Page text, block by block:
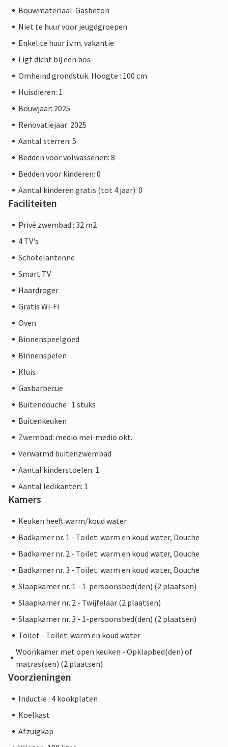
Bouwmateriaal: Gasbeton
Niet te huur voor jeugdgroepen
Enkel te huur i.v.m. vakantie
Ligt dicht bij een bos
Omheind grondstuk. Hoogte : 100 cm
Huisdieren: 1
Bouwjaar: 2025
Renovatiejaar: 2025
Aantal sterren: 5
Bedden voor volwassenen: 8
Bedden voor kinderen: 0
Aantal kinderen gratis (tot 4 jaar): 0
Faciliteiten
Privé zwembad : 32 m2
4 TV's
Schotelantenne
Smart TV
Haardroger
Gratis Wi-Fi
Oven
Binnenspeelgoed
Binnenspelen
Kluis
Gasbarbecue
Buitendouche : 1 stuks
Buitenkeuken
Zwembad: medio mei-medio okt.
Verwarmd buitenzwembad
Aantal kinderstoelen: 1
Aantal ledikanten: 1
Kamers
Keuken heeft warm/koud water
Badkamer nr. 1 - Toilet: warm en koud water, Douche
Badkamer nr. 2 - Toilet: warm en koud water, Douche
Badkamer nr. 3 - Toilet: warm en koud water, Douche
Slaapkamer nr. 1 - 1-persoonsbed(den) (2 plaatsen)
Slaapkamer nr. 2 - Twijfelaar (2 plaatsen)
Slaapkamer nr. 3 - 1-persoonsbed(den) (2 plaatsen)
Toilet - Toilet: warm en koud water
Woonkamer met open keuken - Opklapbed(den) of
matras(sen) (2 plaatsen)
Voorzieningen
Inductie : 4 kookplaten
Koelkast
Afzuigkap